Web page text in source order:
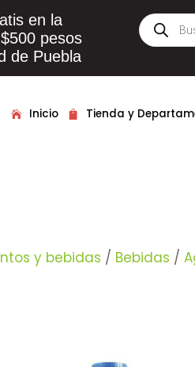
en la
pesos
de Puebla
Búsqueda
de
productos
Inicio Tienda y
y bebidas / Bebidas /